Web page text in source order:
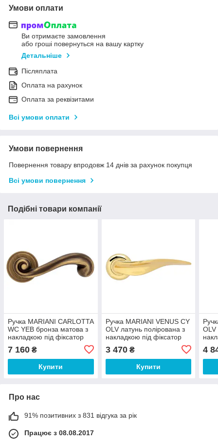
Умови оплати
Ви отримаєте замовлення
або гроші повернуться на вашу картку
Детальніше
Післяплата
Оплата на рахунок
Оплата за реквізитами
Всі умови оплати
Умови повернення
Повернення товару впродовж 14 днів за рахунок покупця
Всі умови повернення
Подібні товари компанії
Ручка MARIANI CARLOTTA
WC YEB бронза матова з
накладкою під фіксатор
7 160 ₴
Купити
Ручка MARIANI VENUS CY
OLV латунь полірована з
накладкою під фіксатор
3 470₴
Купити
OLV
4
Про нас
91% позитивних з 831 відгука за рік
Працює з 08.08.2017